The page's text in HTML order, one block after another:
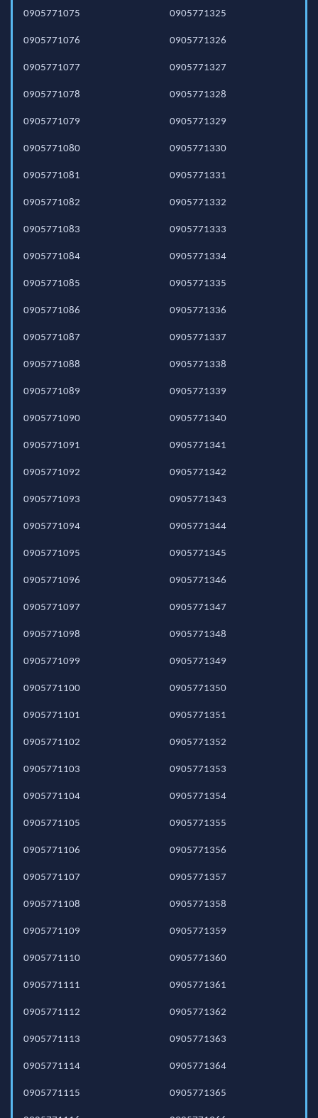
0905771075
0905771076
0905771077
0905771078
0905771079
0905771080
0905771081
0905771082
0905771083
0905771084
0905771085
0905771086
0905771087
0905771088
0905771089
0905771090
0905771091
0905771092
0905771093
0905771094
0905771095
0905771096
0905771097
0905771098
0905771099
0905771100
0905771101
0905771102
0905771103
0905771104
0905771105
0905771106
0905771107
0905771108
0905771109
0905771110
0905771111
0905771112
0905771113
0905771114
0905771115
0905771325
0905771326
0905771327
0905771328
0905771329
0905771330
0905771331
0905771332
0905771333
0905771334
0905771335
0905771336
0905771337
0905771338
0905771339
0905771340
0905771341
0905771342
0905771343
0905771344
0905771345
0905771346
0905771347
0905771348
0905771349
0905771350
0905771351
0905771352
0905771353
0905771354
0905771355
0905771356
0905771357
0905771358
0905771359
0905771360
0905771361
0905771362
0905771363
0905771364
0905771365